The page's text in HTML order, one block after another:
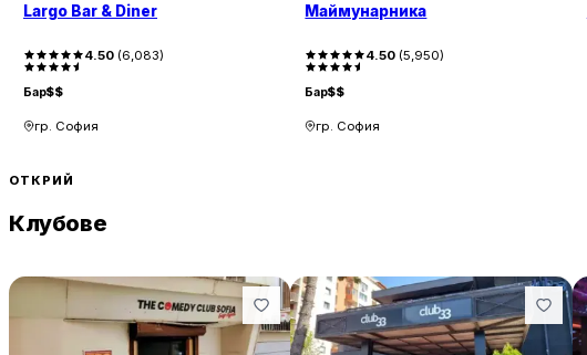
Largo Bar & Diner
4.50 (6,083)
Бар$$
гр. София
Маймунарника
4.50 (5,950)
Бар$$
гр. София
ОТКРИЙ
Клубове